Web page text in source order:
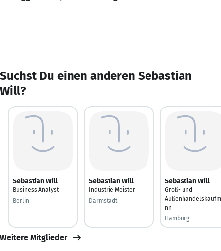
Suchst Du einen anderen Sebastian
Will?
Sebastian Will
Business Analyst
Berlin
Sebastian Will
Industrie Meister
Darmstadt
Sebastian Will
Groß- und
nn
Hamburg
Weitere Mitglieder